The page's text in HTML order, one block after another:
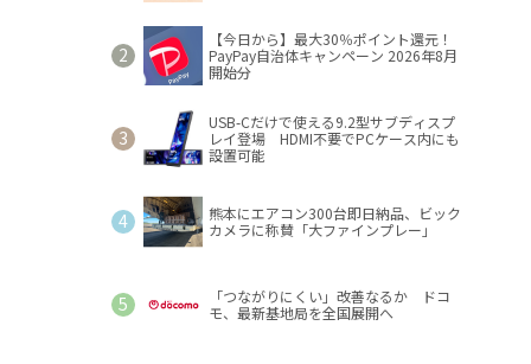
【今日から】最大30％ポイント還元！
PayPay自治体キャンペーン 2026年8月
開始分
USB-Cだけで使える9.2型サブディスプ
レイ登場 HDMI不要でPCケース内にも
設置可能
熊本にエアコン300台即日納品、ビック
カメラに称賛「大ファインプレー」
「つながりにくい」改善なるか ドコ
モ、最新基地局を全国展開へ